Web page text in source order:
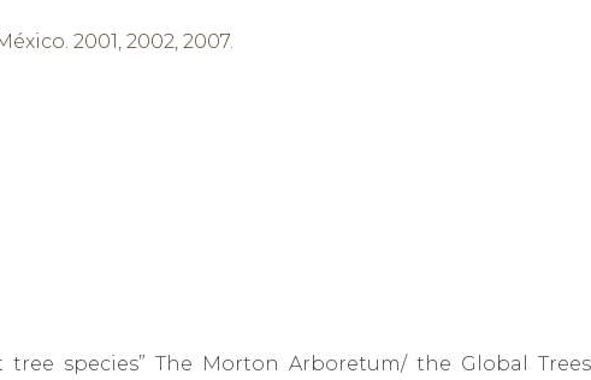
2001, 2002, 2007.
tree species” The Morton Arboretum/the Global Trees